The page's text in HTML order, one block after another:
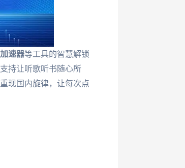
速器等工具的智慧解锁
持让听歌听书随心所
现国内旋律，让每次点